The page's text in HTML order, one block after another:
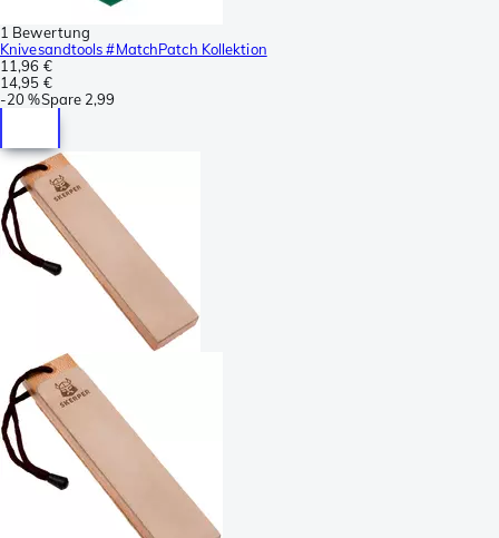
1 Bewertung
Knivesandtools #MatchPatch Kollektion
11,96 €
14,95 €
-20 %Spare 2,99